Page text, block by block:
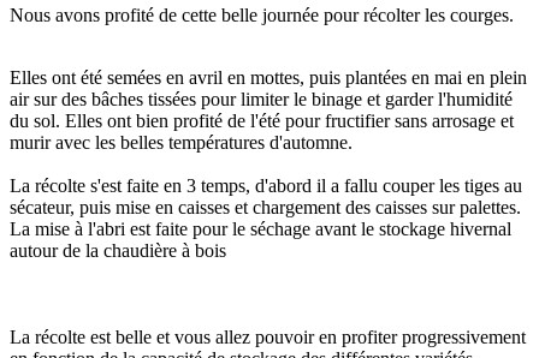
Nous avons profité de cette belle journée pour récolter les courges.
Elles ont été semées en avril en mottes, puis plantées en mai en plein
air sur des bâches tissées pour limiter le binage et garder l'humidité
du sol. Elles ont bien profité de l'été pour fructifier sans arrosage et
murir avec les belles températures d'automne.
La récolte s'est faite en 3 temps, d'abord il a fallu couper les tiges au
sécateur, puis mise en caisses et chargement des caisses sur palettes.
La mise à l'abri est faite pour le séchage avant le stockage hivernal
autour de la chaudière à bois
La récolte est belle et vous allez pouvoir en profiter progressivement